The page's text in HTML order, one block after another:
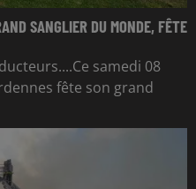
SANGLIER DU MONDE, FÊTE
samedi 08
fête son grand